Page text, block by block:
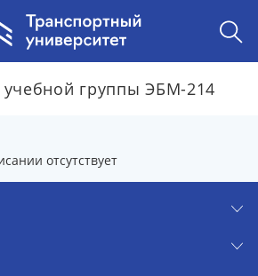
учебной группы ЭБМ-214
отсутствует